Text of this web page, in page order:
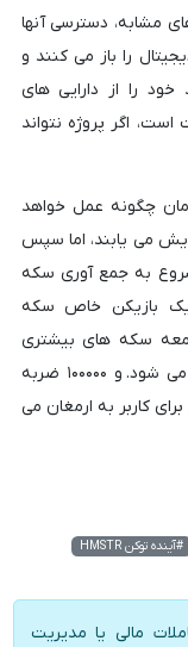
مشابه، دسترسی آنها
را باز می کنند و
را از دارایی های
اگر پروژه نتواند
چگونه عمل خواهد
می یابند، اما سپس
به جمع آوری سکه
یک بازیکن خاص سکه
سکه های بیشتری
داشته باشد، احتمال کاهش ارزش آنها بیشتر می شود. و ۱۰۰۰۰۰ ضربه
کاربر به ارمغان می
#آینده توکن HMSTR
مالی یا مدیریت